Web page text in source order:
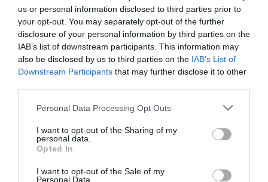
us or personal information disclosed to third parties prior to
your opt-out. You may separately opt-out of the further
disclosure of your personal information by third parties on the
IAB’s list of downstream participants. This information may
also be disclosed by us to third parties on the IAB’s List of
Downstream Participants that may further disclose it to other
Please note that this website/app uses one or more Google
not limited to your visit or usage behaviour. You may click to
grant or deny consent to Google and its third-party tags to
use your data for below specified purposes in below Google
consent section.
Personal Data Processing Opt Outs
I want to opt-out of the Sharing of my
personal data.
Opted In
I want to opt-out of the Sale of my
Personal Data.
αυτόν τον πλοηγό για την επόμενη φορά που θα σχολιάσω.